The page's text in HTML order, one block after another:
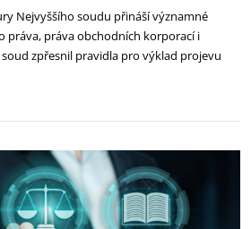
Nejvyššího soudu přináší významné
práva, práva obchodních korporací i
zpřesnil pravidla pro výklad projevu